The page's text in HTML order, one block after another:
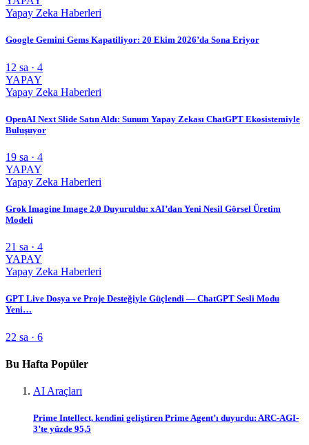
Yapay Zeka Haberleri
Google Gemini Gems Kapatiliyor: 20 Ekim 2026’da Sona Eriyor
12 sa · 4
YAPAY
Yapay Zeka Haberleri
OpenAI Next Slide Satın Aldı: Sunum Yapay Zekası ChatGPT Ekosistemiyle
Buluşuyor
19 sa · 4
YAPAY
Yapay Zeka Haberleri
Grok Imagine Image 2.0 Duyuruldu: xAI’dan Yeni Nesil Görsel Üretim
Modeli
21 sa · 4
YAPAY
Yapay Zeka Haberleri
GPT Live Dosya ve Proje Desteğiyle Güçlendi — ChatGPT Sesli Modu
Yeni…
22 sa · 6
Bu Hafta Popüler
AI Araçları
Prime Intellect, kendini geliştiren Prime Agent’ı duyurdu: ARC-AGI-
3’te yüzde 95,5